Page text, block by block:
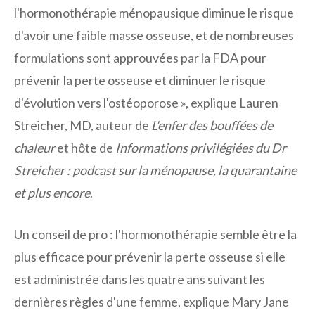
l'hormonothérapie ménopausique diminue le risque
d'avoir une faible masse osseuse, et de nombreuses
formulations sont approuvées par la FDA pour
prévenir la perte osseuse et diminuer le risque
d'évolution vers l'ostéoporose », explique Lauren
Streicher, MD, auteur de L'enfer des bouffées de
chaleuret hôte de Informations privilégiées du Dr
Streicher : podcast sur la ménopause, la quarantaine
et plus encore.
Un conseil de pro : l'hormonothérapie semble être la
plus efficace pour prévenir la perte osseuse si elle
est administrée dans les quatre ans suivant les
dernières règles d'une femme, explique Mary Jane